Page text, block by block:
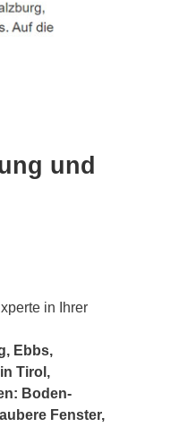
und
in Ihrer
Ebbs,
Tirol,
Boden-
Fenster,